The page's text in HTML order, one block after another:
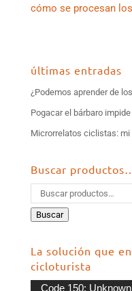
cómo se procesan
últimas entradas
¿Podemos aprender de
Pogacar el bárbaro
Microrrelatos ciclistas: mi
Buscar
Buscar
La solución que
cicloturista
Reproductor
Code 150: